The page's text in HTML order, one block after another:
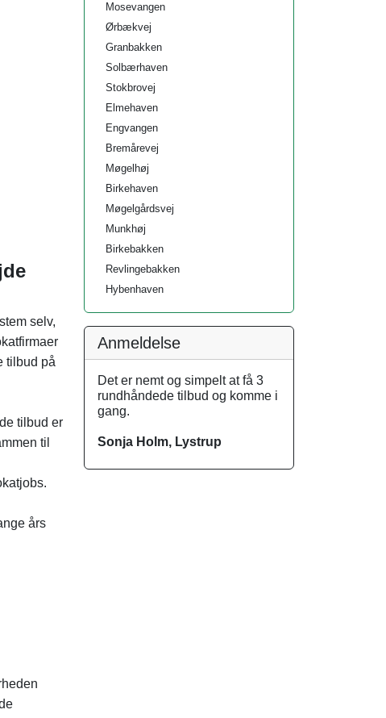
selv,
tilbud på
tilbud er
til
års
Mosevangen
Ørbækvej
Granbakken
Solbærhaven
Stokbrovej
Elmehaven
Engvangen
Bremårevej
Møgelhøj
Birkehaven
Møgelgårdsvej
Munkhøj
Birkebakken
Revlingebakken
Hybenhaven
Anmeldelse
Det er nemt og simpelt at få 3
rundhåndede tilbud og komme i
gang.
Sonja Holm, Lystrup